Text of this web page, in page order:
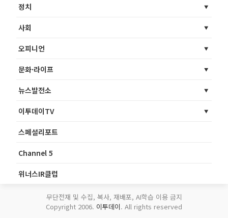
정치
사회
오피니언
문화·라이프
뉴스발전소
이투데이TV
스페셜리포트
Channel 5
위너스IR클럽
무단전재 및 수집, 복사, 재배포, AI학습 이용 금지
Copyright 2006. 이투데이. All rights reserved